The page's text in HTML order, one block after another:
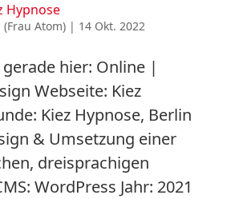
Hypnose
(Frau Atom)| 14 Okt. 2022
hier: Online |
Webseite: Kiez
Kiez Hypnose, Berlin
& Umsetzung einer
dreisprachigen
WordPress Jahr: 2021